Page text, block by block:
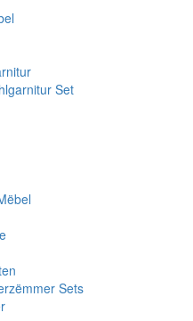
Set
Sets